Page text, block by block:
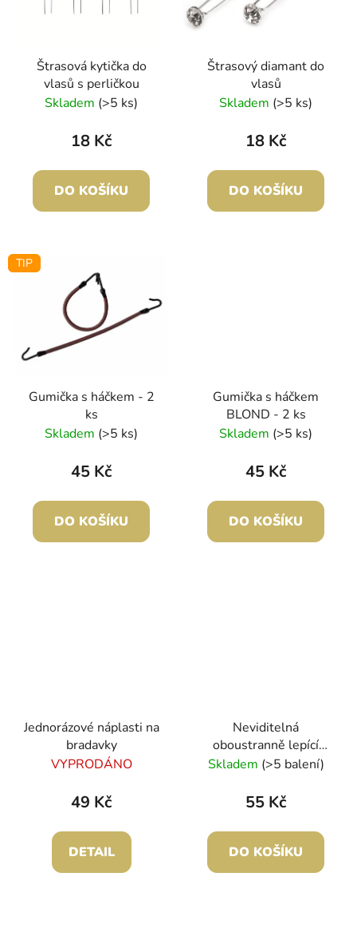
Štrasová kytička do
vlasů s perličkou
Skladem (>5 ks)
18 Kč
DO KOŠÍKU
Štrasový diamant do
vlasů
Skladem (>5 ks)
18 Kč
DO KOŠÍKU
TIP
Gumička s háčkem - 2
ks
Skladem (>5 ks)
45 Kč
DO KOŠÍKU
Gumička s háčkem
BLOND - 2 ks
Skladem (>5 ks)
45 Kč
DO KOŠÍKU
Jednorázové náplasti na
bradavky
VYPRODÁNO
49 Kč
DETAIL
Neviditelná
oboustranně lepící
páska na tělo
Skladem (>5 balení)
55 Kč
DO KOŠÍKU